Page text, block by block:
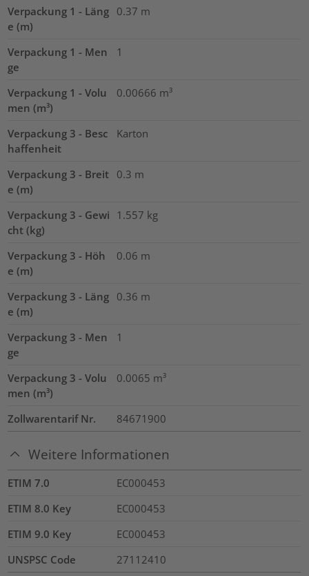
Verpackung 1 - Läng
e (m)
0.37 m
Verpackung 1 - Men
ge
1
Verpackung 1 - Volu
men (m³)
0.00666 m³
Verpackung 3 - Besc
haffenheit
Karton
Verpackung 3 - Breit
e (m)
0.3 m
Verpackung 3 - Gewi
cht (kg)
1.557 kg
Verpackung 3 - Höh
e (m)
0.06 m
Verpackung 3 - Läng
e (m)
0.36 m
Verpackung 3 - Men
ge
1
Verpackung 3 - Volu
men (m³)
0.0065 m³
Zollwarentarif Nr. 84671900
Weitere Informationen
ETIM 7.0
EC000453
ETIM 8.0 Key
EC000453
ETIM 9.0 Key
EC000453
UNSPSC Code
27112410